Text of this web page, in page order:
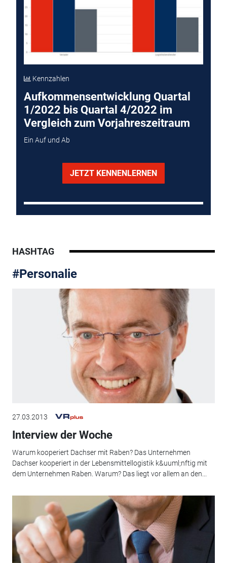
Kennzahlen
Aufkommensentwicklung Quartal
1/2022 bis Quartal 4/2022 im
Vergleich zum Vorjahreszeitraum
Ein Auf und Ab
JETZT KENNENLERNEN
HASHTAG
#Personalie
27.03.2013
Interview der Woche
Warum kooperiert Dachser mit Raben? Das Unternehmen
Dachser kooperiert in der Lebensmittellogistik k&uuml;nftig mit
dem Unternehmen Raben. Warum? Das liegt vor allem an den...